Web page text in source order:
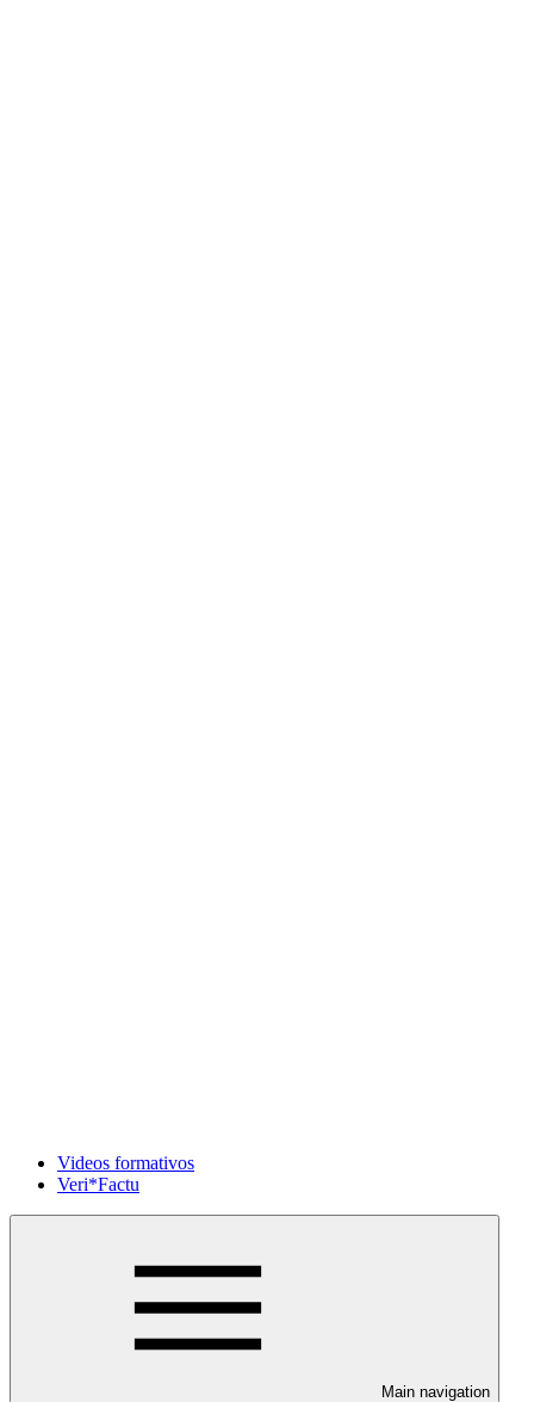
Videos formativos
Veri*Factu
Main navigation